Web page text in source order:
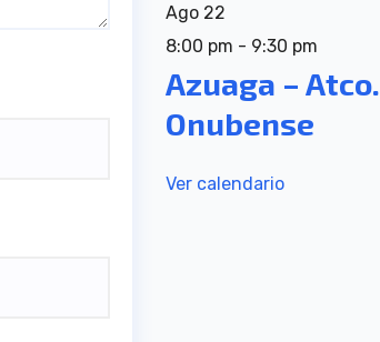
Ago 22
8:00 pm - 9:30 pm
Azuaga – Atco.
Onubense
Ver calendario